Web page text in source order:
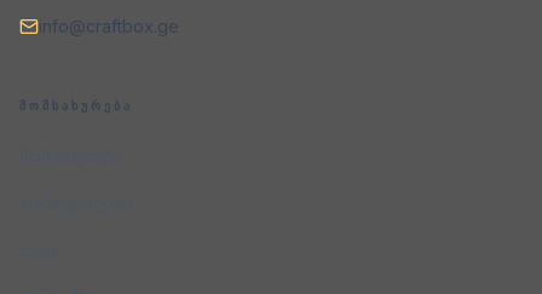
info@craftbox.ge
ᲛᲝᲛᲡᲐᲮᲣᲠᲔᲑᲐ